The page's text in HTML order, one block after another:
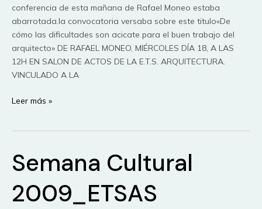
conferencia de esta mañana de Rafael Moneo estaba
abarrotada.la convocatoria versaba sobre este titulo«De
cómo las dificultades son acicate para el buen trabajo del
arquitecto» DE RAFAEL MONEO, MIÉRCOLES DÍA 18, A LAS
12H EN SALON DE ACTOS DE LA E.T.S. ARQUITECTURA.
VINCULADO A LA
Rafael
ETSA
de
Leer más »
Semana Cultural
2009_ETSAS